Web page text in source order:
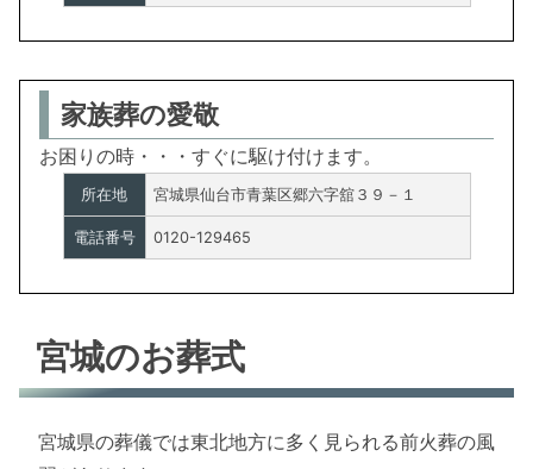
家族葬の愛敬
お困りの時・・・すぐに駆け付けます。
所在地 宮城県仙台市青葉区郷六字舘３９－１
電話番号 0120-129465
宮城のお葬式
宮城県の葬儀では東北地方に多く見られる前火葬の風